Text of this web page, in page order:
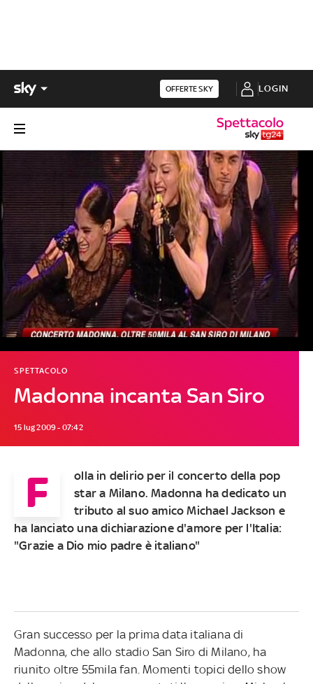
OFFERTE SKY LOGIN
Madonna incanta San Siro
SPETTACOLO
15 lug 2009 - 07:42
F
olla in delirio per il concerto della pop
star a Milano. Madonna ha dedicato un
tributo al suo amico Michael Jackson e
ha lanciato una dichiarazione d'amore per l'Italia:
"Grazie a Dio mio padre è italiano"
Gran successo per la prima data italiana di
Madonna, che allo stadio San Siro di Milano, ha
riunito oltre 55mila fan. Momenti topici dello show